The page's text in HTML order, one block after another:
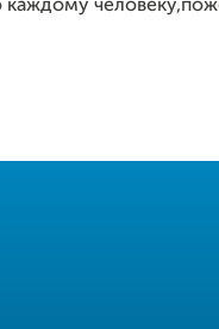
каждому